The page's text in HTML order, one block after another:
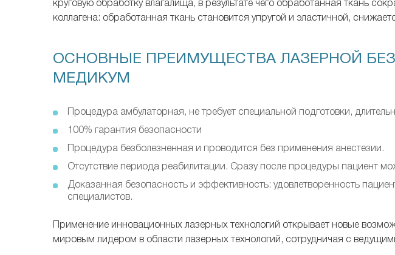
круговую обработку влагалища, в результате чего обработанная ткань
коллагена: обработанная ткань становится упругой и эластичной,
ОСНОВНЫЕ ПРЕИМУЩЕСТВА ЛАЗЕРНОЙ
МЕДИКУМ
Процедура амбулаторная, не требует специальной подготовки,
100% гарантия безопасности
Процедура безболезненная и проводится без применения анестезии.
Отсутствие периода реабилитации. Сразу после процедуры пациент
Доказанная безопасность и эффективность: удовлетворенность
специалистов.
Применение инновационных лазерных технологий открывает новые
мировым лидером в области лазерных технологий, сотрудничая с